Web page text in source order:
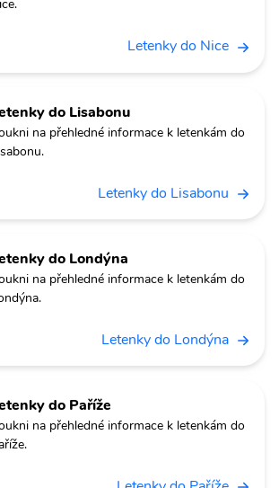
Letenky do Nice
do Lisabonu
na přehledné informace k letenkám do
Letenky do Lisabonu
do Londýna
na přehledné informace k letenkám do
Letenky do Londýna
do Paříže
na přehledné informace k letenkám do